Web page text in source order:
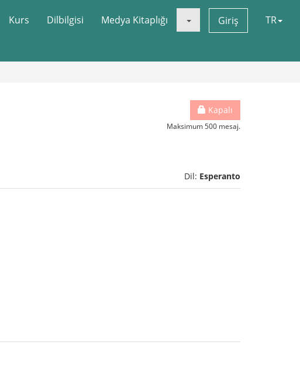
Kurs Dilbilgisi Medya Kitaplığı Giriş TR
Kapalı
Maksimum 500 mesaj.
Dil: Esperanto